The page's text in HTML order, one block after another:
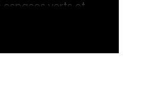
espaces verts et